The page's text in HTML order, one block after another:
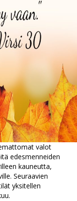
valot
edesmenneiden
kauneutta,
Seuraavien
yksitellen